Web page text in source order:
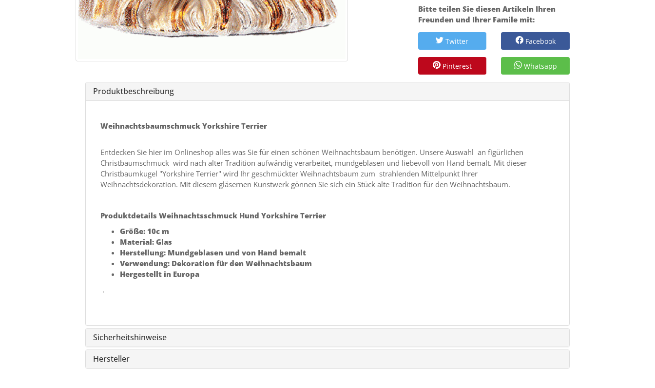
Bitte teilen Sie diesen Artikeln Ihren
Freunden und Ihrer Famile mit:
Twitter Facebook
Pinterest Whatsapp
Produktbeschreibung
Weihnachtsbaumschmuck Yorkshire Terrier
Entdecken Sie hier im Onlineshop alles was Sie für einen schönen Weihnachtsbaum benötigen. Unsere Auswahl an figürlichen
Christbaumschmuck wird nach alter Tradition aufwändig verarbeitet, mundgeblasen und liebevoll von Hand bemalt. Mit dieser
Christbaumkugel "Yorkshire Terrier" wird Ihr geschmückter Weihnachtsbaum zum strahlenden Mittelpunkt Ihrer
Weihnachtsdekoration. Mit diesem gläsernen Kunstwerk gönnen Sie sich ein Stück alte Tradition für den Weihnachtsbaum.
Produktdetails Weihnachtsschmuck Hund Yorkshire Terrier
Größe: 10c m
Material: Glas
Herstellung: Mundgeblasen und von Hand bemalt
Verwendung: Dekoration für den Weihnachtsbaum
Hergestellt in Europa
.
Sicherheitshinweise
Hersteller